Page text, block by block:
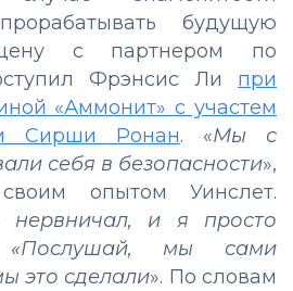
будущую
с партнером по
Фрэнсис Ли при
«Аммонит» с участем
Сирши Ронан. «Мы с
себя в безопасности»,
опытом Уинслет.
нервничал, и я просто
«Послушай, мы сами
это сделали». По словам